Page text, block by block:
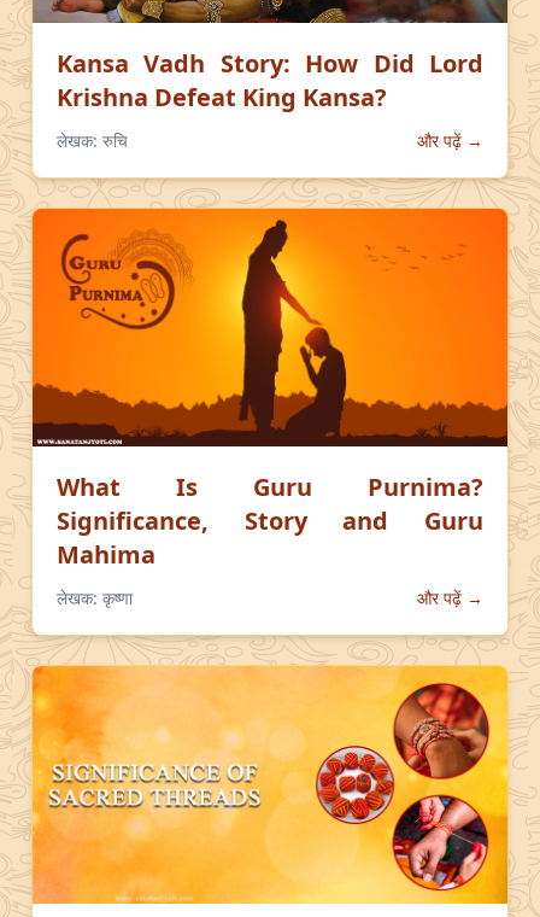
Kansa Vadh Story: How Did Lord
Krishna Defeat King Kansa?
लेखक: रुचि और पढ़ें →
What Is Guru Purnima?
Significance, Story and Guru
Mahima
लेखक: कृष्णा और पढ़ें →